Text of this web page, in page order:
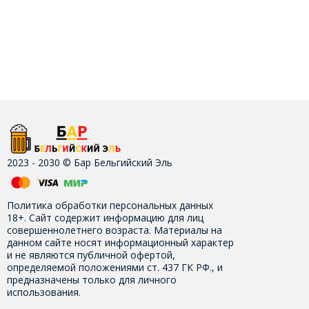
2023 - 2030 © Бар Бельгийский Эль
Политика обработки персональных данных
18+. Сайт содержит информацию для лиц
совершеннолетнего возраста. Материалы на
данном сайте носят информационный характер
и не являются публичной офертой,
определяемой положениями ст. 437 ГК РФ., и
предназначены только для личного
использования.